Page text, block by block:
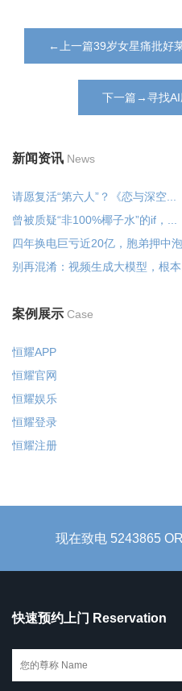
←上一篇39岁女星痛批好
下一篇→寻找AI
新闻资讯 News
请愿复活“第六人”？《恋与深空...
曾被质疑“非100%椰子水”的if，...
四年换电巨亏近20亿，胞弟押中泡
别再混淆：视频生成大模型，根本
案例展示 Case
恒耀APP
恒耀官网
恒耀娱乐
恒耀登录
恒耀注册
现在致电 5243865
快速预约上门 Reservation